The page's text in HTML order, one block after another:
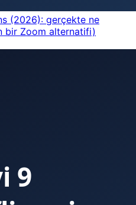
(2026): gerçekte ne
bir Zoom alternatifi)